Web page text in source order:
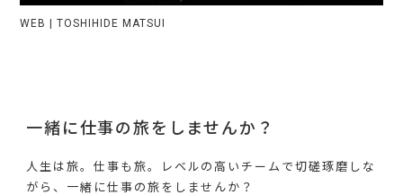
WEB | TOSHIHIDE MATSUI
一緒に仕事の旅をしませんか？
人生は旅。仕事も旅。レベルの高いチームで切磋琢磨しな
がら、一緒に仕事の旅をしませんか？